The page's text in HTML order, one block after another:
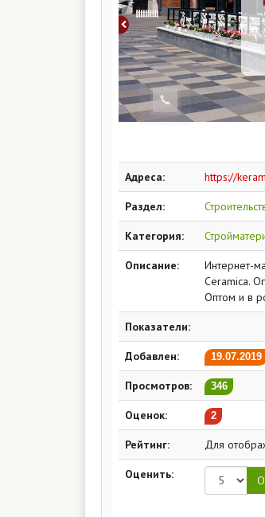
Адреса: https://
Раздел:
Категория:
Описание:
Интернет-
Ceramica.
Оптом и в
Показатели:
Добавлен: 19.07.2019
Просмотров: 346
Оценок: 2
Рейтинг: Для
Оценить: